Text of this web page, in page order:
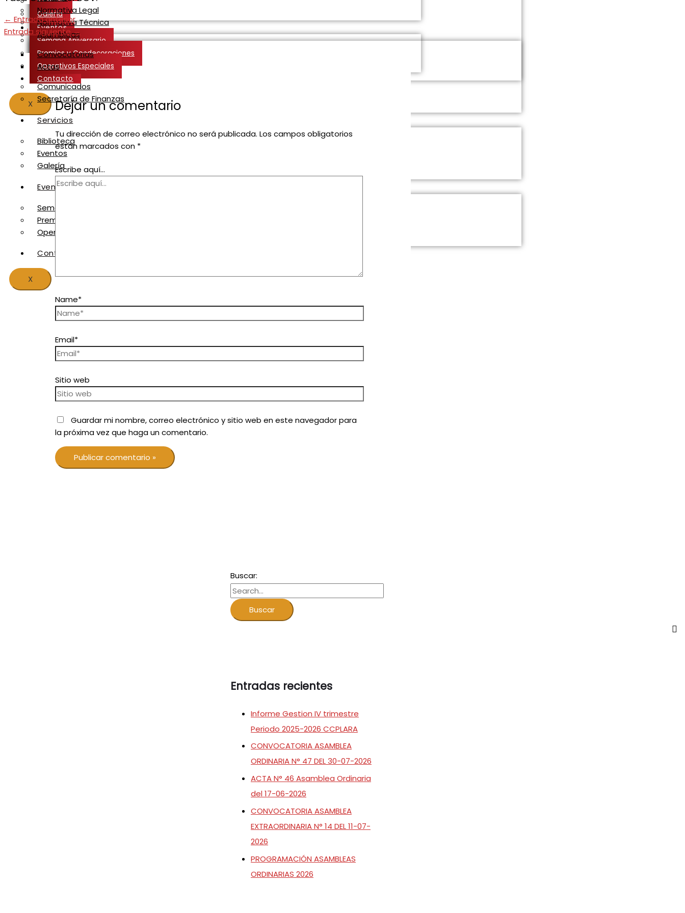
Galería
Eventos
Semana Aniversario
Premios y Condecoraciones
Operativos Especiales
Contacto
X
Normativa Legal
Normativa Técnica
Asambleas
Convocatorias
Actas
Comunicados
Secretaría de Finanzas
Servicios
Biblioteca
Eventos
Galería
Eventos
Semana Aniversario
Premios y Condecoraciones
Operativos Especiales
Contacto
X
← Entrada anterior
Entrada siguiente→
Dejar un comentario
Tu dirección de correo electrónico no será publicada. Los campos obligatorios
están marcados con *
Escribe aquí...
Name*
Email*
Sitio web
Guardar mi nombre, correo electrónico y sitio web en este navegador para
la próxima vez que haga un comentario.
Buscar:
Entradas recientes
Informe Gestion IV trimestre
Periodo 2025-2026 CCPLARA
CONVOCATORIA ASAMBLEA
ORDINARIA N° 47 DEL 30-07-2026
ACTA N° 46 Asamblea Ordinaria
del 17-06-2026
CONVOCATORIA ASAMBLEA
EXTRAORDINARIA N° 14 DEL 11-07-
2026
PROGRAMACIÓN ASAMBLEAS
ORDINARIAS 2026